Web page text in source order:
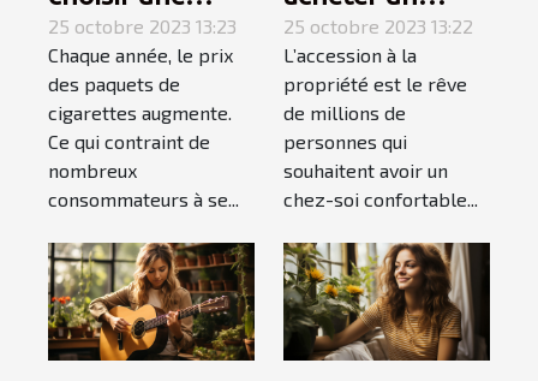
tubeuse
électrique ?
25 octobre 2023 13:23
Chaque année, le prix
des paquets de
cigarettes augmente.
Ce qui contraint de
nombreux
consommateurs à se...
appartement ? 3
étapes pour
faire le meilleur
choix
25 octobre 2023 13:22
L’accession à la
propriété est le rêve
de millions de
personnes qui
souhaitent avoir un
chez-soi confortable...